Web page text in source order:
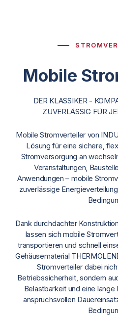
Mobile
DER KLASSIKER -
ZUVERLÄSSIG FÜR
Mobile Stromverteiler von
Lösung für eine sichere,
Stromversorgung an
Veranstaltungen,
Anwendungen – mobile
zuverlässige
Dank durchdachter
lassen sich mobile
transportieren und schnell
Gehäusematerial
Stromverteiler dabei
Betriebssicherheit, sondern
Belastbarkeit und eine
anspruchsvollen